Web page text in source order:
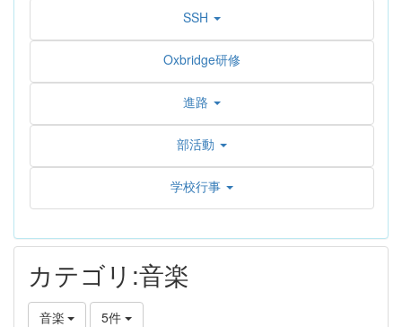
SSH
Oxbridge研修
進路
部活動
学校行事
カテゴリ:音楽
音楽 5件